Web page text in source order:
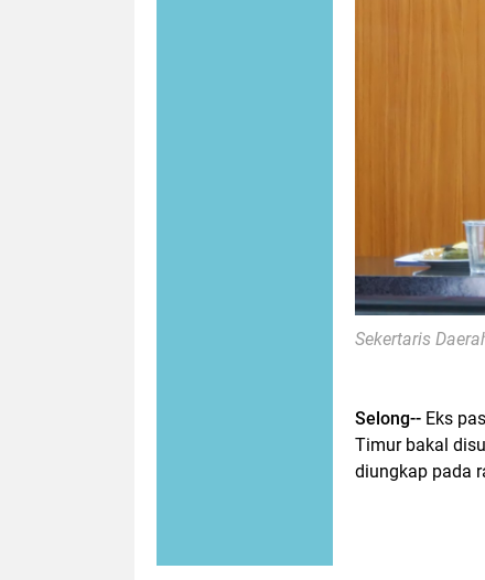
Sekertaris
Selong-- Eks
Timur bakal
diungkap pada